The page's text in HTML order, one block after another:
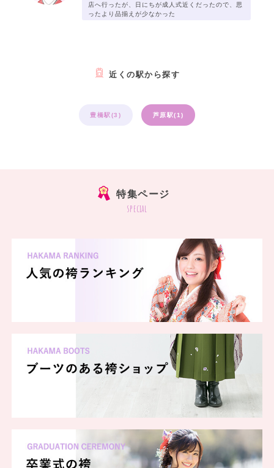
店へ行ったが、日にちが成人式近くだったので、思
ったより品揃えが少なかった
近くの駅から探す
豊橋駅(3) 芦原駅(1)
特集ページ
special